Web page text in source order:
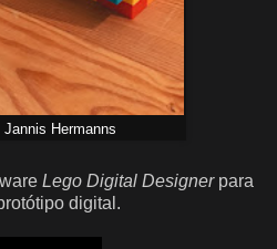
Jannis Hermanns
Lego Digital Designerpara
digital.